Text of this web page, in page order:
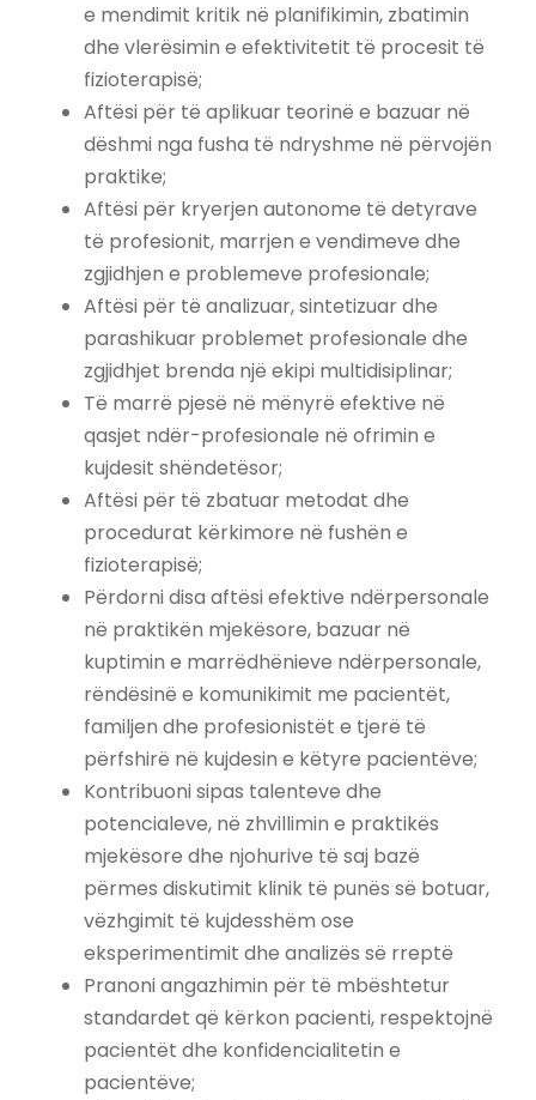
e mendimit kritik në planifikimin, zbatimin
dhe vlerësimin e efektivitetit të procesit të
fizioterapisë;
Aftësi për të aplikuar teorinë e bazuar në
dëshmi nga fusha të ndryshme në përvojën
praktike;
Aftësi për kryerjen autonome të detyrave
të profesionit, marrjen e vendimeve dhe
zgjidhjen e problemeve profesionale;
Aftësi për të analizuar, sintetizuar dhe
parashikuar problemet profesionale dhe
zgjidhjet brenda një ekipi multidisiplinar;
Të marrë pjesë në mënyrë efektive në
qasjet ndër-profesionale në ofrimin e
kujdesit shëndetësor;
Aftësi për të zbatuar metodat dhe
procedurat kërkimore në fushën e
fizioterapisë;
Përdorni disa aftësi efektive ndërpersonale
në praktikën mjekësore, bazuar në
kuptimin e marrëdhënieve ndërpersonale,
rëndësinë e komunikimit me pacientët,
familjen dhe profesionistët e tjerë të
përfshirë në kujdesin e këtyre pacientëve;
Kontribuoni sipas talenteve dhe
potencialeve, në zhvillimin e praktikës
mjekësore dhe njohurive të saj bazë
përmes diskutimit klinik të punës së botuar,
vëzhgimit të kujdesshëm ose
eksperimentimit dhe analizës së rreptë
Pranoni angazhimin për të mbështetur
standardet që kërkon pacienti, respektojnë
pacientët dhe konfidencialitetin e
pacientëve;